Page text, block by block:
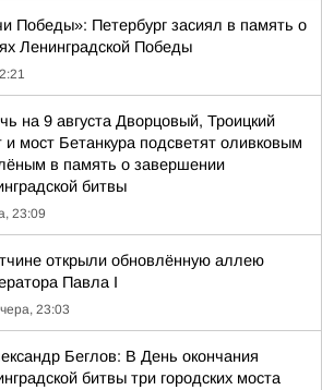
Победы»: Петербург засиял в память о
Ленинградской Победы
на 9 августа Дворцовый, Троицкий
и мост Бетанкура подсветят оливковым
в память о завершении
битвы
23:09
открыли обновлённую аллею
Павла I
23:03
Беглов: В День окончания
битвы три городских моста